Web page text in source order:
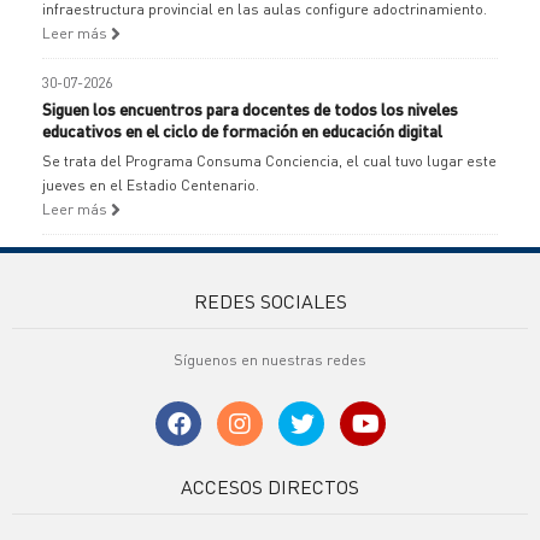
infraestructura provincial en las aulas configure adoctrinamiento.
Leer más
30-07-2026
Siguen los encuentros para docentes de todos los niveles
educativos en el ciclo de formación en educación digital
Se trata del Programa Consuma Conciencia, el cual tuvo lugar este
jueves en el Estadio Centenario.
Leer más
REDES SOCIALES
Síguenos en nuestras redes
ACCESOS DIRECTOS